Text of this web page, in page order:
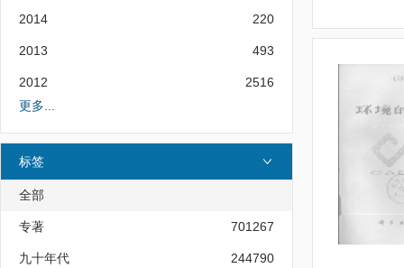
2014 220
2013 493
2012
2516
更多...
标签
全部
专著 701267
九十年代 244790